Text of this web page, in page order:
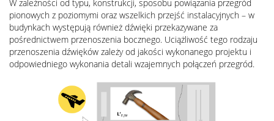
W zależności od typu, konstrukcji, sposobu powiązania przegród
pionowych z poziomymi oraz wszelkich przejść instalacyjnych – w
budynkach występują również dźwięki przekazywane za
pośrednictwem przenoszenia bocznego. Uciążliwość tego rodzaju
przenoszenia dźwięków zależy od jakości wykonanego projektu i
odpowiedniego wykonania detali wzajemnych połączeń przegród.